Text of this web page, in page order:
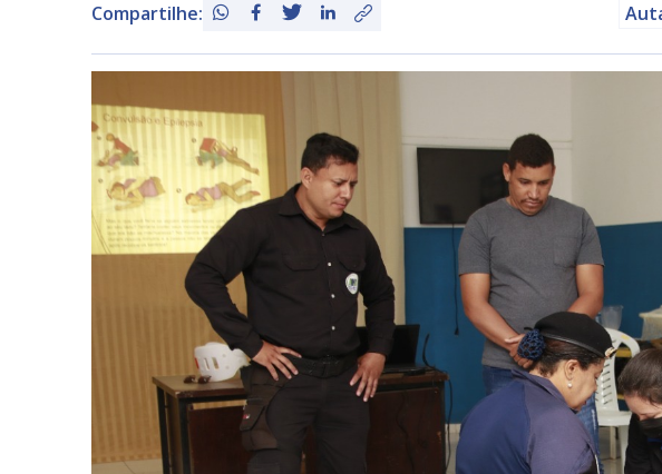
Compartilhe: